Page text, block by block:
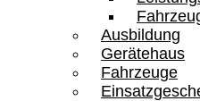
Ausbildung
Gerätehaus
Fahrzeuge